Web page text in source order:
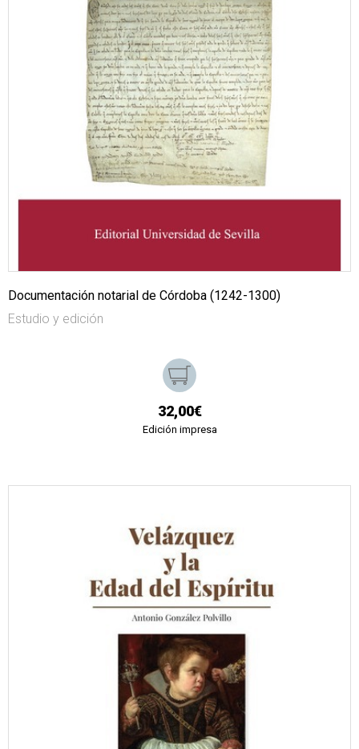
Documentación notarial de Córdoba (1242-1300)
Estudio y edición
32,00€
Edición impresa